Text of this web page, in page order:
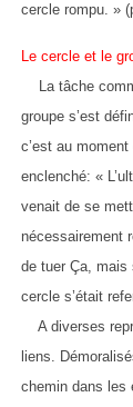
cercle rompu. »
Le cercle et le
La tâche
groupe s’est
c’est au
enclenché: «
venait de se
nécessairement
de tuer Ça, mais
cercle s’était
A diverses
liens.
chemin dans les